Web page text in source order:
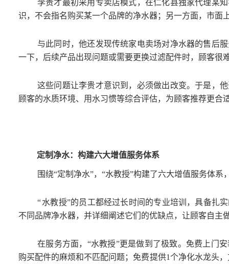
李贵才最初采用专卖店模式，在仁化县独家代理某
识，不会指名购买某一个品牌的净水器；另一方面，市
与此同时，他还发现传统家电卖场对净水器的售后
一下，后续产品出现问题或需要更换过滤配件时，顾客很
这些问题让李贵才意识到，必须做出改变。于是，
顾客的水质环境、用水习惯等综合评估，为顾客推荐更合
定制净水：构建六大增值服务体系
围绕“定制净水”，“水教授”构建了六大增值服务体
“水教授”的员工都经过长时间的专业培训，具备扎
不同品牌净水器，并详细阐述它们的优缺点，让顾客自
在服务方面，“水教授”更是做到了极致。免费上门
购买配件的麻烦和不匹配问题；免费提供1个净化水龙头